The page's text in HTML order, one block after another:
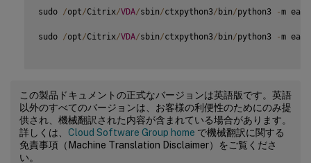
sudo /opt/Citrix/VDA/sbin/ctxpython3/ bin/python3 -m
sudo /opt/Citrix/VDA/sbin/ctxpython3/ bin/python3 -m
この製品ドキュメントの正式なバージョンは英語版です。英語
以外のすべてのバージョンは、お客様の利便性のためにのみ提
供され、機械翻訳された内容が含まれている場合があります。
詳しくは、 Cloud Software Group home で機械翻訳に関する
免責事項（Machine Translation Disclaimer）をご覧くださ
い。